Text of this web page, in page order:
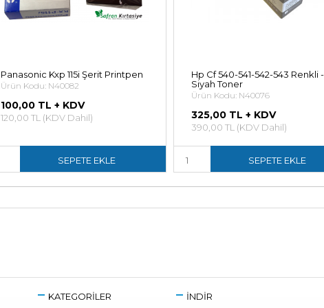
Panasonic Kxp 115i Şerit Printpen
Ürün Kodu: N40082
100,00 TL + KDV
120,00 TL (KDV Dahil)
SEPETE EKLE
Hp Cf 540-541-542-543 Renkli -
Siyah Toner
Ürün Kodu: N40076
325,00 TL + KDV
390,00 TL (KDV Dahil)
SEPETE EKLE
KATEGORİLER İNDİR